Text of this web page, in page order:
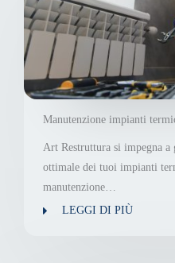
Manutenzione impianti
Art Restruttura si impegna
ottimale dei tuoi impianti
manutenzione…
LEGGI DI PIÙ